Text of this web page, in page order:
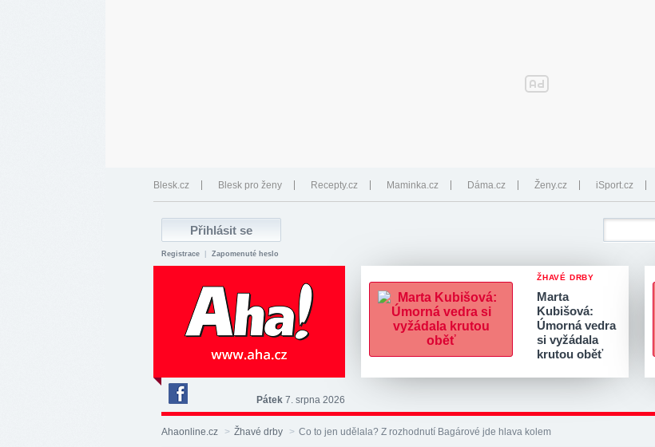
Blesk.cz Blesk pro ženy Recepty.cz Maminka.cz Dáma.cz Ženy.cz iSport.cz
Registrace Zapomenuté heslo
ŽHAVÉ DRBY
Marta
Kubišová:
Úmorná vedra
si vyžádala
krutou oběť
Deník
Aha!
na
Pátek 7. srpna 2026
Ahaonline.cz > Žhavé drby > Co to jen udělala? Z rozhodnutí Bagárové jde hlava kolem